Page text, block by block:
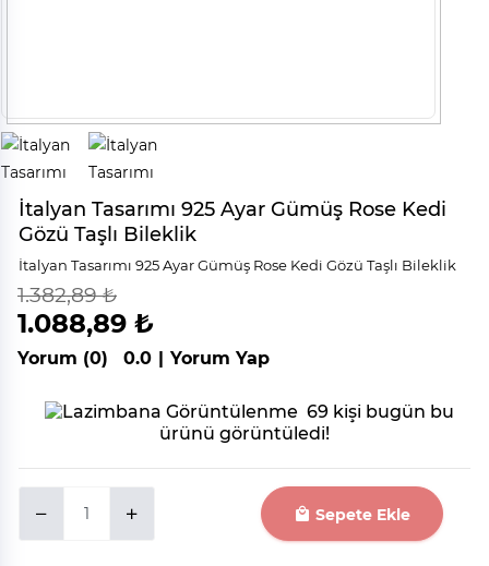
İtalyan Tasarımı 925 Ayar Gümüş Rose Kedi
Gözü Taşlı Bileklik
İtalyan Tasarımı 925 Ayar Gümüş Rose Kedi Gözü Taşlı Bileklik
%21
indirim
1.382,89 ₺
1.088,89 ₺
Yorum (0) 0.0 | Yorum Yap
69 kişi bugün bu
ürünü görüntüledi!
Sepete Ekle